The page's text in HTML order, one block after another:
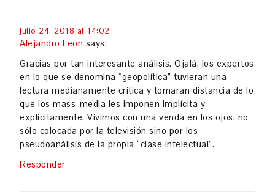
julio 24, 2018 at 14:02
Alejandro Leon says:
Gracias por tan interesante análisis. Ojalá, los expertos
en lo que se denomina “geopolítica” tuvieran una
lectura medianamente crítica y tomaran distancia de lo
que los mass-media les imponen implícita y
explícitamente. Vivimos con una venda en los ojos, no
sólo colocada por la televisión sino por los
pseudoanálisis de la propia “clase intelectual”.
Responder